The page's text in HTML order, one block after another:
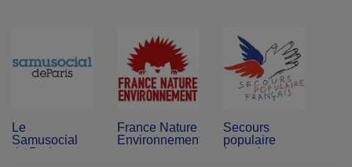
Le
Samusocial
de Paris
France Nature
Environnement
Secours
populaire
français